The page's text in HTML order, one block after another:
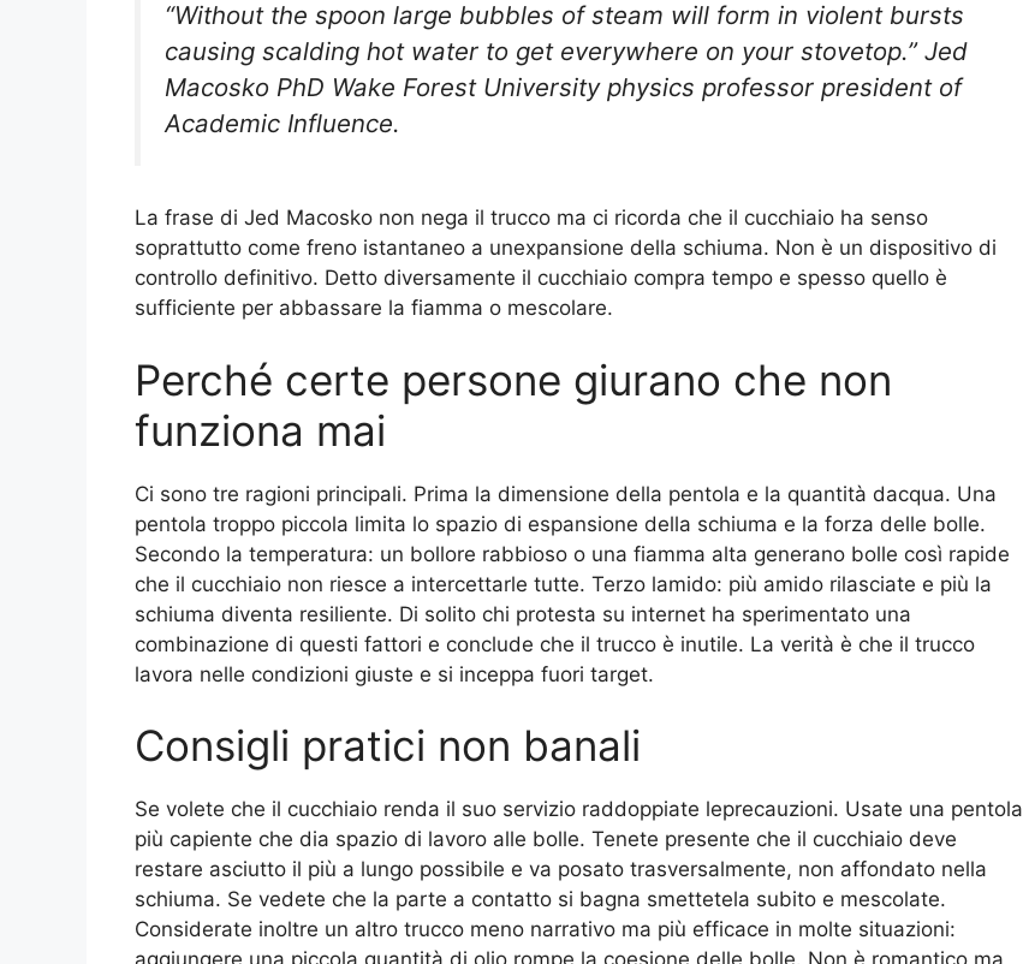
“Without the spoon large bubbles of steam will form in violent bursts
causing scalding hot water to get everywhere on your stovetop.” Jed
Macosko PhD Wake Forest University physics professor president of
Academic Influence.
La frase di Jed Macosko non nega il trucco ma ci ricorda che il cucchiaio ha senso
soprattutto come freno istantaneo a unexpansione della schiuma. Non è un dispositivo di
controllo definitivo. Detto diversamente il cucchiaio compra tempo e spesso quello è
sufficiente per abbassare la fiamma o mescolare.
Perché certe persone giurano che non
funziona mai
Ci sono tre ragioni principali. Prima la dimensione della pentola e la quantità dacqua. Una
pentola troppo piccola limita lo spazio di espansione della schiuma e la forza delle bolle.
Secondo la temperatura: un bollore rabbioso o una fiamma alta generano bolle così rapide
che il cucchiaio non riesce a intercettarle tutte. Terzo lamido: più amido rilasciate e più la
schiuma diventa resiliente. Di solito chi protesta su internet ha sperimentato una
combinazione di questi fattori e conclude che il trucco è inutile. La verità è che il trucco
lavora nelle condizioni giuste e si inceppa fuori target.
Consigli pratici non banali
Se volete che il cucchiaio renda il suo servizio raddoppiate leprecauzioni. Usate una pentola
più capiente che dia spazio di lavoro alle bolle. Tenete presente che il cucchiaio deve
restare asciutto il più a lungo possibile e va posato trasversalmente, non affondato nella
schiuma. Se vedete che la parte a contatto si bagna smettetela subito e mescolate.
Considerate inoltre un altro trucco meno narrativo ma più efficace in molte situazioni: